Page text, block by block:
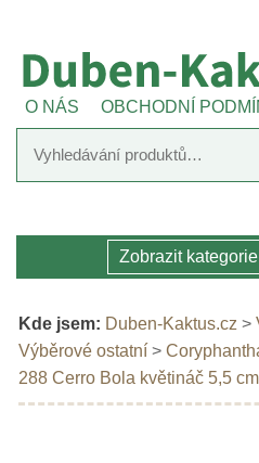
O NÁS OBCHODNÍ
Zobrazit
Kde jsem: Duben-Kaktus.cz >
Výběrové ostatní >
288 Cerro Bola květináč 5,5 cm